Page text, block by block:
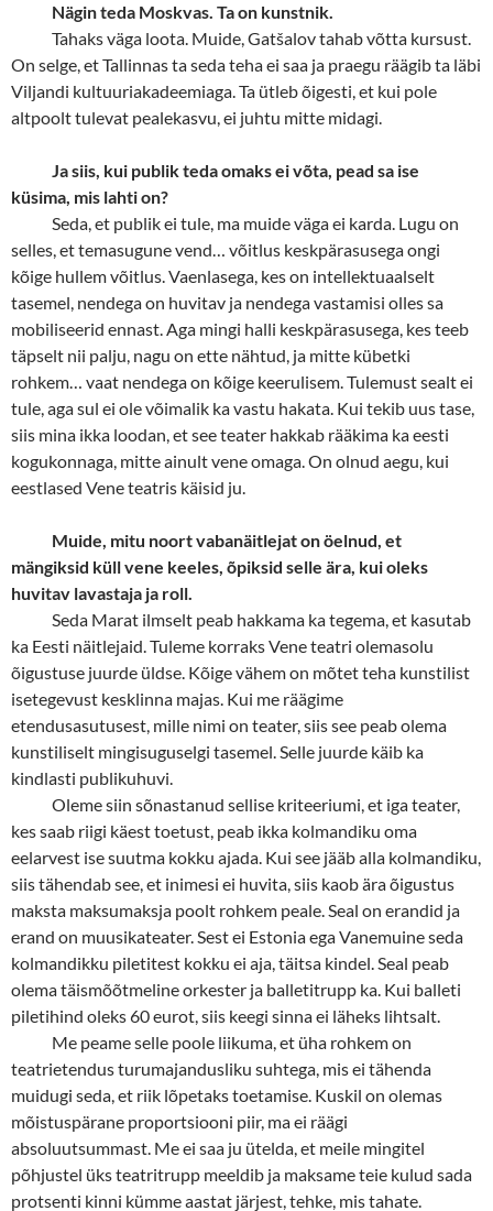
Nägin teda Moskvas. Ta on kunstnik.
Tahaks väga loota. Muide, Gatšalov tahab võtta kursust.
On selge, et Tallinnas ta seda teha ei saa ja praegu räägib ta läbi
Viljandi kultuuriakadeemiaga. Ta ütleb õigesti, et kui pole
altpoolt tulevat pealekasvu, ei juhtu mitte midagi.
Ja siis, kui publik teda omaks ei võta, pead sa ise
küsima, mis lahti on?
Seda, et publik ei tule, ma muide väga ei karda. Lugu on
selles, et temasugune vend… võitlus keskpärasusega ongi
kõige hullem võitlus. Vaenlasega, kes on intellektuaalselt
tasemel, nendega on huvitav ja nendega vastamisi olles sa
mobiliseerid ennast. Aga mingi halli keskpärasusega, kes teeb
täpselt nii palju, nagu on ette nähtud, ja mitte kübetki
rohkem… vaat nendega on kõige keerulisem. Tulemust sealt ei
tule, aga sul ei ole võimalik ka vastu hakata. Kui tekib uus tase,
siis mina ikka loodan, et see teater hakkab rääkima ka eesti
kogukonnaga, mitte ainult vene omaga. On olnud aegu, kui
eestlased Vene teatris käisid ju.
Muide, mitu noort vabanäitlejat on öelnud, et
mängiksid küll vene keeles, õpiksid selle ära, kui oleks
huvitav lavastaja ja roll.
Seda Marat ilmselt peab hakkama ka tegema, et kasutab
ka Eesti näitlejaid. Tuleme korraks Vene teatri olemasolu
õigustuse juurde üldse. Kõige vähem on mõtet teha kunstilist
isetegevust kesklinna majas. Kui me räägime
etendusasutusest, mille nimi on teater, siis see peab olema
kunstiliselt mingisuguselgi tasemel. Selle juurde käib ka
kindlasti publikuhuvi.
Oleme siin sõnastanud sellise kriteeriumi, et iga teater,
kes saab riigi käest toetust, peab ikka kolmandiku oma
eelarvest ise suutma kokku ajada. Kui see jääb alla kolmandiku,
siis tähendab see, et inimesi ei huvita, siis kaob ära õigustus
maksta maksumaksja poolt rohkem peale. Seal on erandid ja
erand on muusikateater. Sest ei Estonia ega Vanemuine seda
kolmandikku piletitest kokku ei aja, täitsa kindel. Seal peab
olema täismõõtmeline orkester ja balletitrupp ka. Kui balleti
piletihind oleks 60 eurot, siis keegi sinna ei läheks lihtsalt.
Me peame selle poole liikuma, et üha rohkem on
teatrietendus turumajandusliku suhtega, mis ei tähenda
muidugi seda, et riik lõpetaks toetamise. Kuskil on olemas
mõistuspärane proportsiooni piir, ma ei räägi
absoluutsummast. Me ei saa ju ütelda, et meile mingitel
põhjustel üks teatritrupp meeldib ja maksame teie kulud sada
protsenti kinni kümme aastat järjest, tehke, mis tahate.